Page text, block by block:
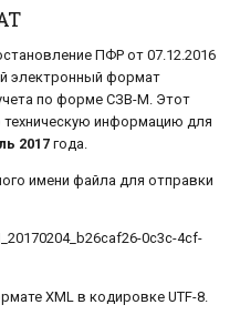
ПФР от 07.12.2016
электронный формат
по форме СЗВ-М. Этот
информацию для
2017 года.
имени файла для отправки
0c3c-4cf-
XML в кодировке UTF-8.